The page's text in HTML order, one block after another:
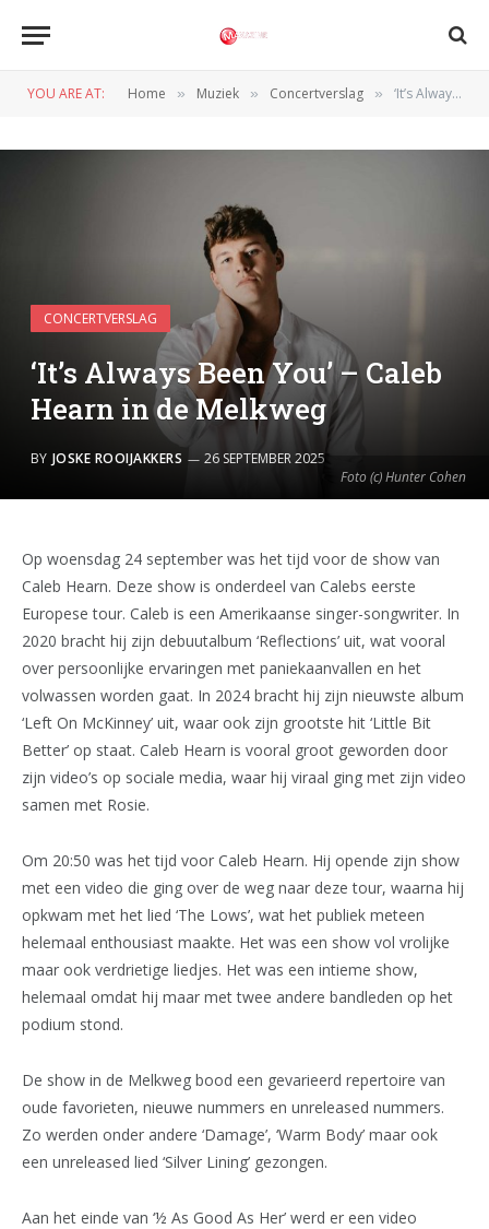
YOU ARE AT: Home » Muziek » Concertverslag » ‘It’s Always Been You’ – Caleb Hearn in de Melkweg
Foto (c) Hunter Cohen
CONCERTVERSLAG
‘It’s Always Been You’ – Caleb
Hearn in de Melkweg
BY JOSKE ROOIJAKKERS 26 SEPTEMBER 2025
Op woensdag 24 september was het tijd voor de show van
Caleb Hearn. Deze show is onderdeel van Calebs eerste
Europese tour. Caleb is een Amerikaanse singer-songwriter. In
2020 bracht hij zijn debuutalbum ‘Reflections’ uit, wat vooral
over persoonlijke ervaringen met paniekaanvallen en het
volwassen worden gaat. In 2024 bracht hij zijn nieuwste album
‘Left On McKinney’ uit, waar ook zijn grootste hit ‘Little Bit
Better’ op staat. Caleb Hearn is vooral groot geworden door
zijn video’s op sociale media, waar hij viraal ging met zijn video
samen met Rosie.
Om 20:50 was het tijd voor Caleb Hearn. Hij opende zijn show
met een video die ging over de weg naar deze tour, waarna hij
opkwam met het lied ‘The Lows’, wat het publiek meteen
helemaal enthousiast maakte. Het was een show vol vrolijke
maar ook verdrietige liedjes. Het was een intieme show,
helemaal omdat hij maar met twee andere bandleden op het
podium stond.
De show in de Melkweg bood een gevarieerd repertoire van
oude favorieten, nieuwe nummers en unreleased nummers.
Zo werden onder andere ‘Damage’, ‘Warm Body’ maar ook
een unreleased lied ‘Silver Lining’ gezongen.
Aan het einde van ‘½ As Good As Her’ werd er een video